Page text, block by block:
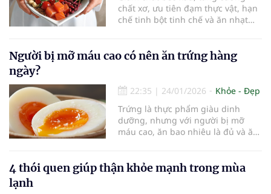
chất xơ, ưu tiên đạm thực vật, hạn
chế tinh bột tinh chế và ăn nhạt
máu, được các chuyên gia dinh
Người bị mỡ máu cao có nên ăn trứng hàng
ngày?
22:35 | 24/01/2026
Khỏe - Đẹp
Trứng là thực phẩm giàu dinh
dưỡng, nhưng với người bị mỡ
máu cao, ăn bao nhiêu là đủ và ăn
gia tim mạch cho rằng trứng
không hoàn toàn “có tội”, vấn đề
4 thói quen giúp thận khỏe mạnh trong mùa
lạnh